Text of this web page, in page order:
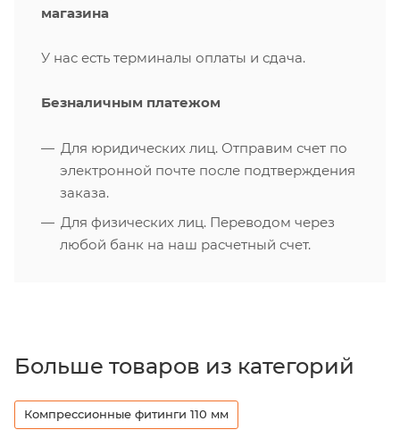
магазина
У нас есть терминалы оплаты и сдача.
Безналичным платежом
Для юридических лиц. Отправим счет по
электронной почте после подтверждения
заказа.
Для физических лиц. Переводом через
любой банк на наш расчетный счет.
Больше товаров из категорий
Компрессионные фитинги 110 мм